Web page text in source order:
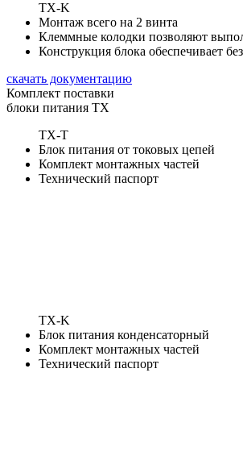
TX-K
Монтаж всего на 2 винта
Клеммные колодки позволяют
Конструкция блока обеспечивает
скачать документацию
Комплект поставки
блоки питания ТХ
TX-T
Блок питания от токовых цепей
Комплект монтажных частей
Технический паспорт
TX-K
Блок питания конденсаторный
Комплект монтажных частей
Технический паспорт